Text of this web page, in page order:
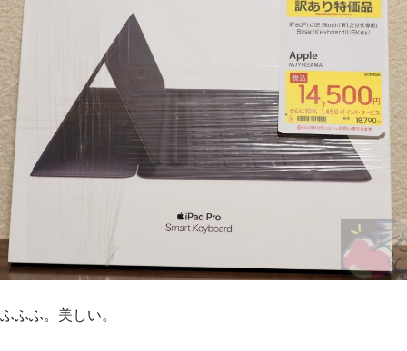
ふふふ。美しい。